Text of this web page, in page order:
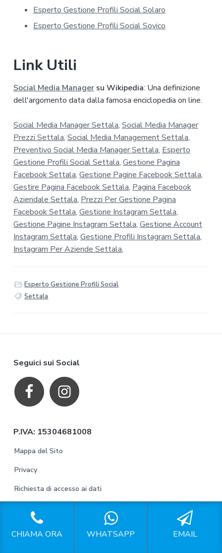
Esperto Gestione Profili Social Solaro
Esperto Gestione Profili Social Sovico
Link Utili
Social Media Managersu Wikipedia: Una definizione
dell'argomento data dalla famosa enciclopedia on line.
Social Media Manager Settala, Social Media Manager
Prezzi Settala, Social Media Management Settala,
Preventivo Social Media Manager Settala, Esperto
Gestione Profili Social Settala, Gestione Pagina
Facebook Settala, Gestione Pagine Facebook Settala,
Gestire Pagina Facebook Settala, Pagina Facebook
Aziendale Settala, Prezzi Per Gestione Pagina
Facebook Settala, Gestione Instagram Settala,
Gestione Pagine Instagram Settala, Gestione Account
Instagram Settala, Gestione Profili Instagram Settala,
Instagram Per Aziende Settala,
Esperto Gestione Profili Social
Settala
Seguici sui Social
P.IVA: 15304681008
Mappa del Sito
Privacy
Richiesta di accesso ai dati
I nostri servizi a Milano
Instagram Per Aziende Milano
CHIAMA ORA WHATSAPP EMAIL